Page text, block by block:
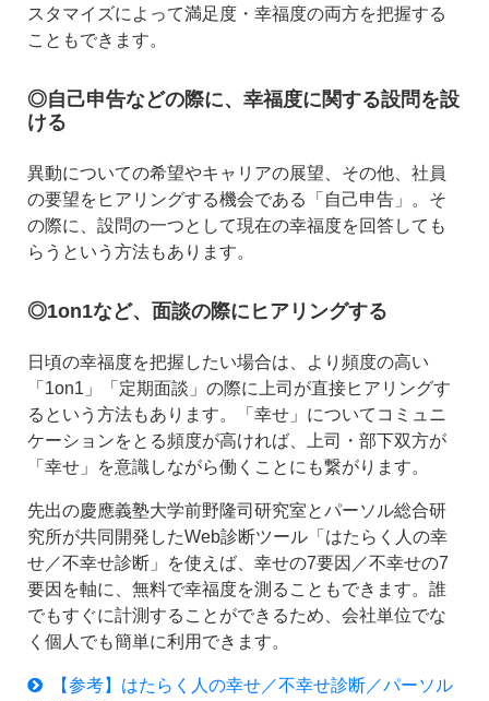
スタマイズによって満足度・幸福度の両方を把握する
こともできます。
◎自己申告などの際に、幸福度に関する設問を設
ける
異動についての希望やキャリアの展望、その他、社員
の要望をヒアリングする機会である「自己申告」。そ
の際に、設問の一つとして現在の幸福度を回答しても
らうという方法もあります。
◎1on1など、面談の際にヒアリングする
日頃の幸福度を把握したい場合は、より頻度の高い
「1on1」「定期面談」の際に上司が直接ヒアリングす
るという方法もあります。「幸せ」についてコミュニ
ケーションをとる頻度が高ければ、上司・部下双方が
「幸せ」を意識しながら働くことにも繋がります。
先出の慶應義塾大学前野隆司研究室とパーソル総合研
究所が共同開発したWeb診断ツール「はたらく人の幸
せ／不幸せ診断」を使えば、幸せの7要因／不幸せの7
要因を軸に、無料で幸福度を測ることもできます。誰
でもすぐに計測することができるため、会社単位でな
く個人でも簡単に利用できます。
【参考】はたらく人の幸せ／不幸せ診断／パーソル